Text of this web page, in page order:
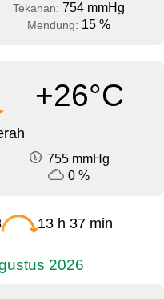
Tekanan: 754 mmHg
Mendung: 15 %
+26°C
755 mmHg
0 %
13 h 37 min
2026